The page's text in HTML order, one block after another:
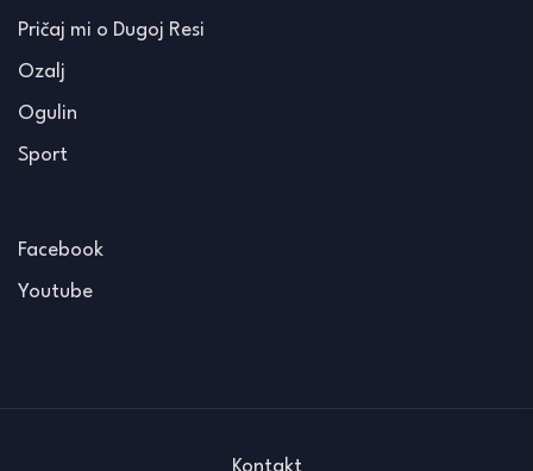
Pričaj mi o Dugoj Resi
Ozalj
Ogulin
Sport
Facebook
Youtube
Kontakt